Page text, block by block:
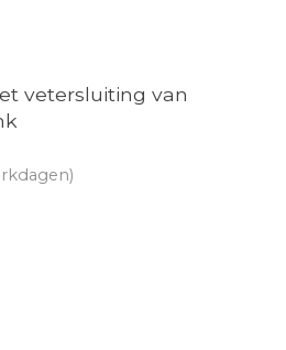
vetersluiting van